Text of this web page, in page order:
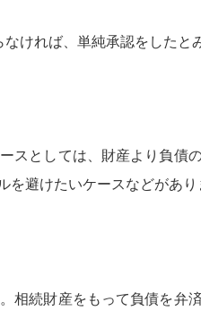
ければ、単純承認をしたと
としては、財産より負債
避けたいケースなどがあり
続財産をもって負債を弁